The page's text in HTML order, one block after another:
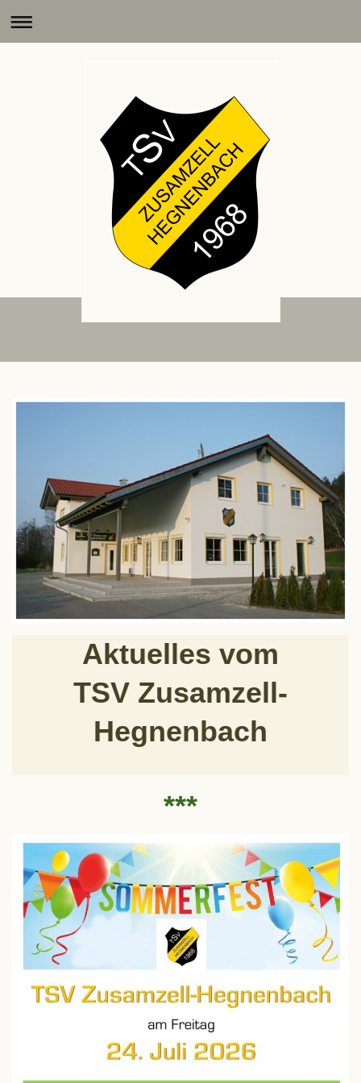
Aktuelles vom
TSV Zusamzell-
Hegnenbach
***